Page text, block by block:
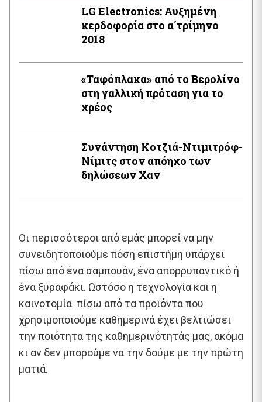
LG Electronics: Αυξημένη
κερδοφορία στο α΄τρίμηνο
2018
«Ταφόπλακα» από το Βερολίνο
στη γαλλική πρόταση για το
χρέος
Συνάντηση Κοτζιά-Ντιμιτρόφ-
Νίμιτς στον απόηχο των
δηλώσεων Χαν
Οι περισσότεροι από εμάς μπορεί να μην
συνειδητοποιούμε πόση επιστήμη υπάρχει
πίσω από ένα σαμπουάν, ένα απορρυπαντικό ή
ένα ξυραφάκι. Ωστόσο η τεχνολογία και η
καινοτομία πίσω από τα προϊόντα που
χρησιμοποιούμε καθημερινά έχει βελτιώσει
την ποιότητα της καθημερινότητάς μας, ακόμα
κι αν δεν μπορούμε να την δούμε με την πρώτη
ματιά.